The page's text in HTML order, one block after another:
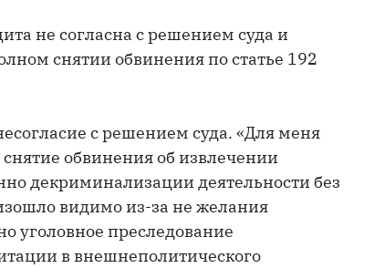
не согласна с решением суда и
снятии обвинения по статье 192
с решением суда. «Для меня
обвинения об извлечении
декриминализации деятельности без
видимо из-за не желания
уголовное преследование
в внешнеполитического